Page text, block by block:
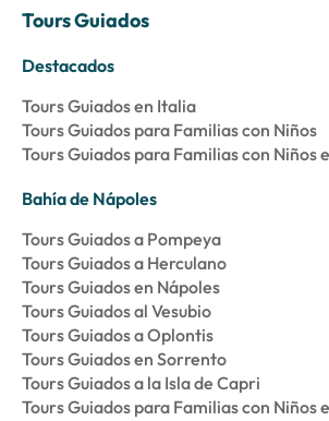
Tours Guiados
Destacados
Tours Guiados en Italia
Tours Guiados para Familias con Niños
Tours Guiados para Familias con Niños
Bahía de Nápoles
Tours Guiados a Pompeya
Tours Guiados a Herculano
Tours Guiados en Nápoles
Tours Guiados al Vesubio
Tours Guiados a Oplontis
Tours Guiados en Sorrento
Tours Guiados a la Isla de Capri
Tours Guiados para Familias con Niños